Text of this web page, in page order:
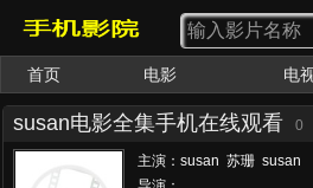
首页 电影 电
女优大全
av番号
susan电影全集手机在线观看 0
主演：susan 苏珊 susan